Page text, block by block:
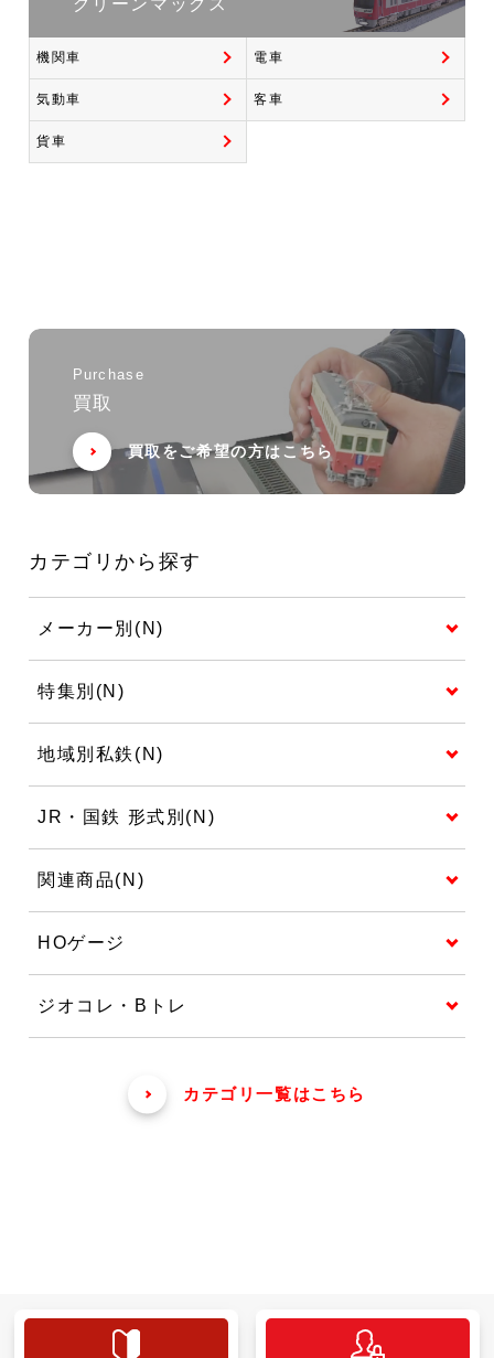
機関車 電車
気動車 客車
貨車
Purchase
買取
買取をご希望の方はこちら
カテゴリから探す
メーカー別(N)
特集別(N)
地域別私鉄(N)
JR・国鉄 形式別(N)
関連商品(N)
HOゲージ
ジオコレ・Bトレ
カテゴリ一覧はこちら